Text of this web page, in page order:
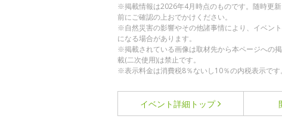
※掲載情報は2026年4月時点のものです。随時更
前にご確認の上おでかけください。
※自然災害の影響やその他諸事情により、イベン
になる場合があります。
※掲載されている画像は取材先から本ページへの
載(二次使用)は禁止です。
※表示料金は消費税8％ないし10％の内税表示です。
イベント詳細 トップ